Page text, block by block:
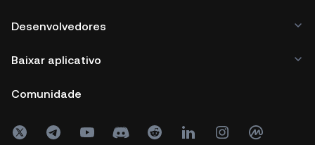
Desenvolvedores
Baixar aplicativo
Comunidade